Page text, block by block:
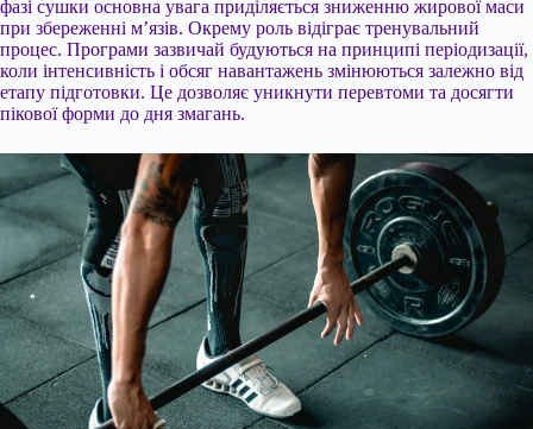
фазі сушки основна увага приділяється зниженню жирової маси
при збереженні м’язів. Окрему роль відіграє тренувальний
процес. Програми зазвичай будуються на принципі періодизації,
коли інтенсивність і обсяг навантажень змінюються залежно від
етапу підготовки. Це дозволяє уникнути перевтоми та досягти
пікової форми до дня змагань.